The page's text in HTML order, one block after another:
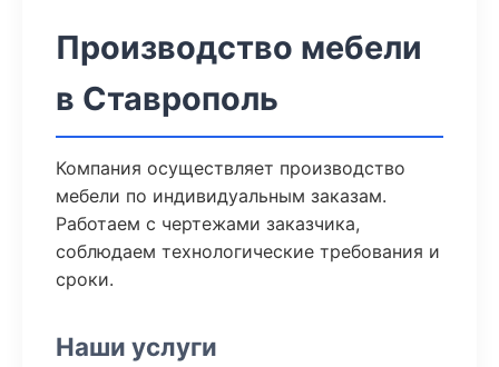
Производство мебели
в Ставрополь
Компания осуществляет производство
мебели по индивидуальным заказам.
Работаем с чертежами заказчика,
соблюдаем технологические требования и
сроки.
Наши услуги